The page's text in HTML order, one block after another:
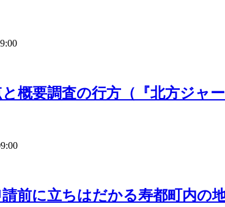
概要調査の行方（『北方ジャー
請前に立ちはだかる寿都町内の